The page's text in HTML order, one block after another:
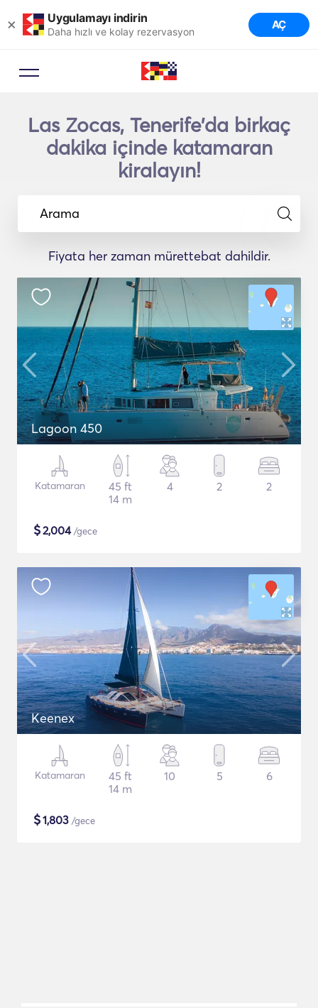
× Uygulamayı indirin
Daha hızlı ve kolay rezervasyon AÇ
Las Zocas, Tenerife'da birkaç
dakika içinde katamaran
kiralayın!
Arama
Fiyata her zaman mürettebat dahildir.
Lagoon 450
Katamaran
45 ft
14 m
4 2 2
$2,004/gece
Keenex
Katamaran
45 ft
14 m
10 5 6
$1,803 /gece